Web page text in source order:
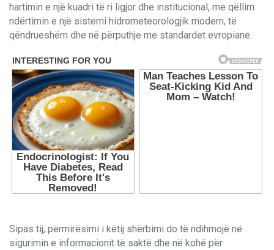
hartimin e një kuadri të ri ligjor dhe institucional, me qëllim
ndërtimin e një sistemi hidrometeorologjik modern, të
qëndrueshëm dhe në përputhje me standardet evropiane.
Sipas tij, përmirësimi i këtij shërbimi do të ndihmojë në
sigurimin e informacionit të saktë dhe në kohë për